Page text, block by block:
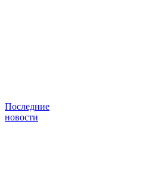
Последние
новости